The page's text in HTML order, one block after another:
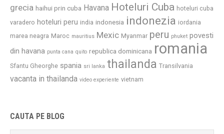
grecia haihui prin cuba Havana Hoteluri Cuba hoteluri cuba
varadero hoteluri peru india indonesia indonezia iordania
marea neagra Maroc mauritius Mexic Myanmar peru phuket povesti
din havana punta cana quito republica dominicana romania
Sfantu Gheorghe spania sri lanka thailanda Transilvania
vacanta in thailanda video experiente vietnam
CAUTA PE BLOG